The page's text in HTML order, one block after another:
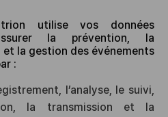
utilise vos données
la prévention, la
et la gestion des événements
:
l’analyse, le suivi,
la transmission et la